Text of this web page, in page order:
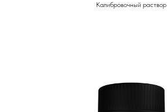
Калибровочный раствор